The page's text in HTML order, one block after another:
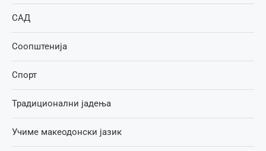
САД
Соопштенија
Спорт
Традиционални јадења
Учиме макеодонски јазик